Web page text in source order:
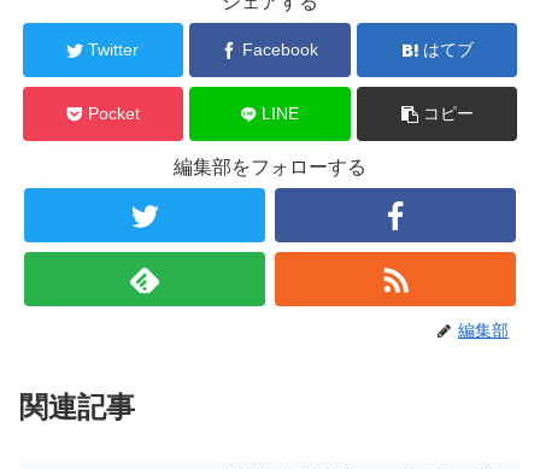
Twitter Facebook はてブ
Pocket LINE コピー
編集部をフォローする
編集部
関連記事